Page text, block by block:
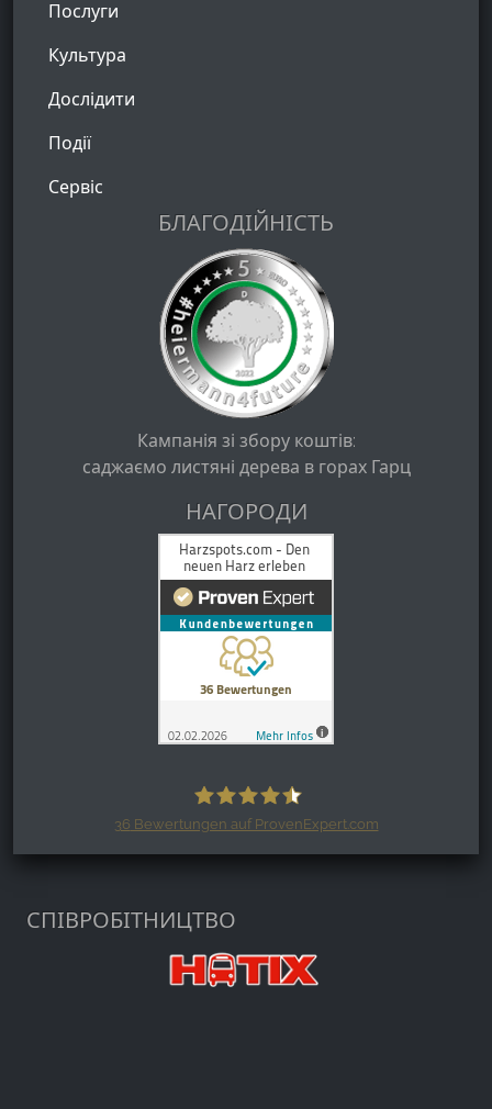
Послуги
Культура
Дослідити
Події
Сервіс
БЛАГОДІЙНІСТЬ
Кампанія зі збору коштів:
саджаємо листяні дерева в горах Гарц
НАГОРОДИ
36 Bewertungen auf ProvenExpert.com
СПІВРОБІТНИЦТВО